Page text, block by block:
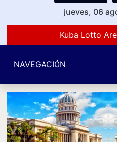
jueves, 06
Kuba Lotto
NAVEGACIÓN